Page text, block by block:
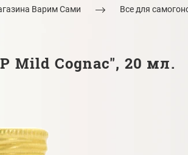
Варим Сами Все для
Mild Cognac", 20 мл.